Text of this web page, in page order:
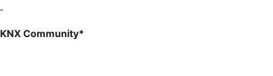
KNX Community*